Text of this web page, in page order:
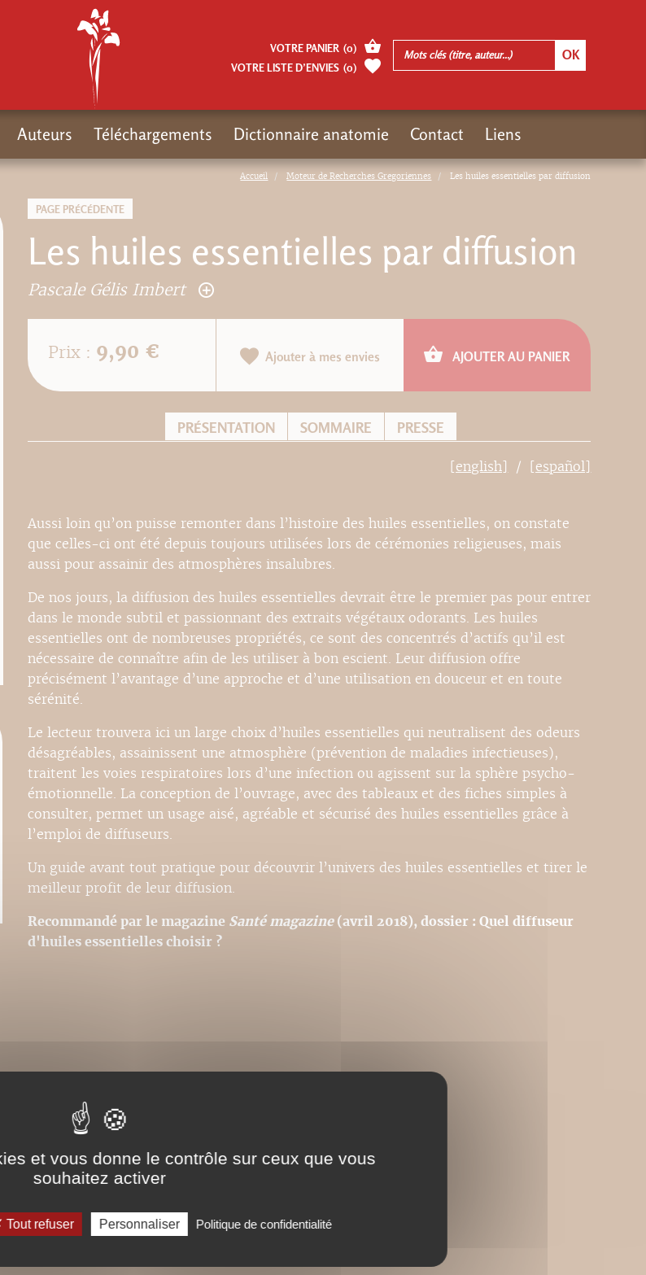
Accueil Moteur de Recherches Gregoriennes Les huiles essentielles par diffusion
PAGE PRÉCÉDENTE
Les huiles essentielles par diffusion
Pascale Gélis Imbert
Prix : 9,90 € Ajouter à mes envies AJOUTER AU PANIER
PRÉSENTATION SOMMAIRE PRESSE
[english] [español]
Aussi loin qu’on puisse remonter dans l’histoire des huiles essentielles, on constate
que celles-ci ont été depuis toujours utilisées lors de cérémonies religieuses, mais
aussi pour assainir des atmosphères insalubres.
De nos jours, la diffusion des huiles essentielles devrait être le premier pas pour entrer
dans le monde subtil et passionnant des extraits végétaux odorants. Les huiles
essentielles ont de nombreuses propriétés, ce sont des concentrés d’actifs qu’il est
nécessaire de connaître afin de les utiliser à bon escient. Leur diffusion offre
précisément l’avantage d’une approche et d’une utilisation en douceur et en toute
sérénité.
Le lecteur trouvera ici un large choix d’huiles essentielles qui neutralisent des odeurs
désagréables, assainissent une atmosphère (prévention de maladies infectieuses),
traitent les voies respiratoires lors d’une infection ou agissent sur la sphère psycho-
émotionnelle. La conception de l’ouvrage, avec des tableaux et des fiches simples à
consulter, permet un usage aisé, agréable et sécurisé des huiles essentielles grâce à
l’emploi de diffuseurs.
Un guide avant tout pratique pour découvrir l’univers des huiles essentielles et tirer le
meilleur profit de leur diffusion.
Recommandé par le magazine Santé magazine(avril 2018), dossier : Quel diffuseur
d'huiles essentielles choisir ?
VOTRE PANIER (0)
VOTRE LISTE D’ENVIES (0)
Auteurs Téléchargements Dictionnaire anatomie Contact Liens
et vous donne le contrôle sur ceux que vous
souhaitez activer
Tout refuser Personnaliser Politique de confidentialité